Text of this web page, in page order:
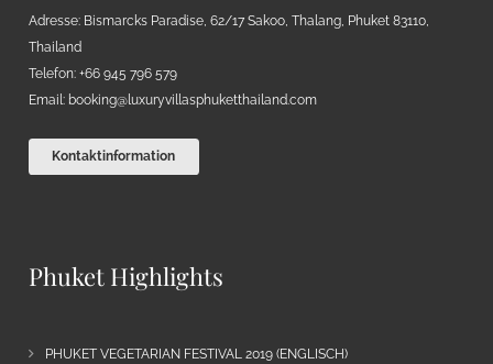
Adresse: Bismarcks Paradise, 62/17 Sakoo, Thalang, Phuket 83110,
Thailand
Telefon: +66 945 796 579
Email: booking@luxuryvillasphuketthailand.com
Kontaktinformation
Phuket Highlights
PHUKET VEGETARIAN FESTIVAL 2019 (ENGLISCH)